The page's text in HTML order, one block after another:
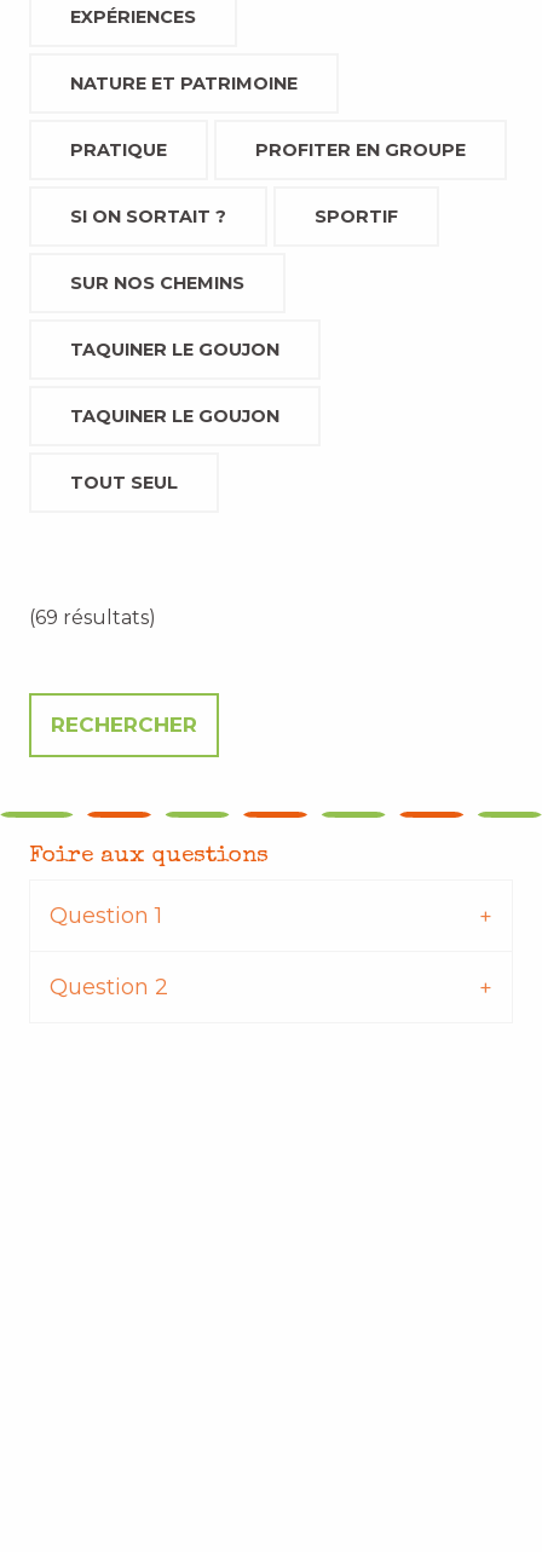
EXPÉRIENCES
NATURE ET PATRIMOINE
PRATIQUE PROFITER EN GROUPE
SI ON SORTAIT ? SPORTIF
SUR NOS CHEMINS
TAQUINER LE GOUJON
TAQUINER LE GOUJON
TOUT SEUL
(69 résultats)
Foire aux questions
Question 1
Question 2